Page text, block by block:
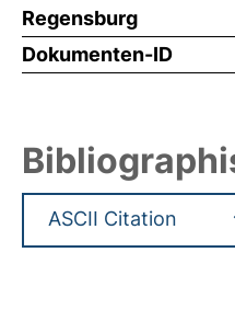
Regensburg
Dokumenten-ID